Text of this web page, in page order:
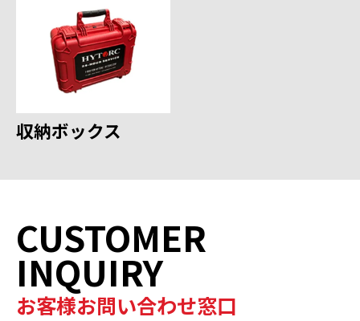
収納ボックス
CUSTOMER
INQUIRY
お客様お問い合わせ窓口